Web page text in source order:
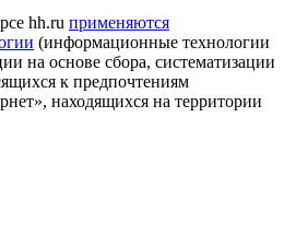
hh.ru применяются
(информационные технологии
на основе сбора, систематизации
к предпочтениям
находящихся на территории